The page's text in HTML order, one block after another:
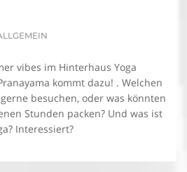
vibes im Hinterhaus Yoga
kommt dazu! . Welchen
besuchen, oder was könnten
Stunden packen? Und was ist
Interessiert?